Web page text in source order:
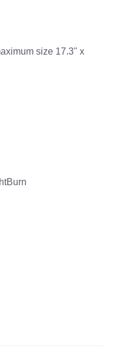
size 17.3" x